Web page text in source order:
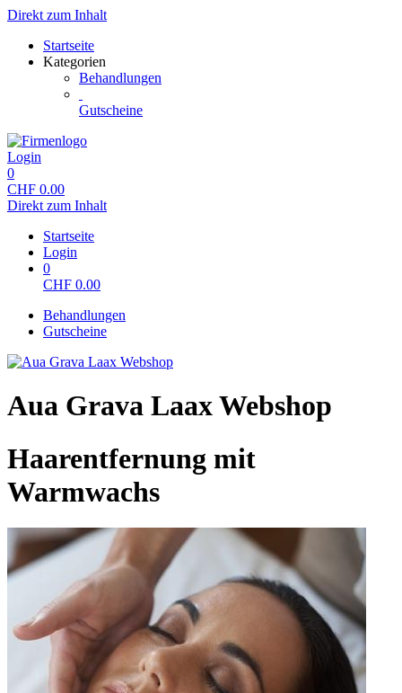
Direkt zum Inhalt
Startseite
Kategorien
Behandlungen
Gutscheine
Login
0
CHF 0.00
Direkt zum Inhalt
Startseite
Login
0
CHF 0.00
Behandlungen
Gutscheine
Aua Grava Laax Webshop
Haarentfernung mit
Warmwachs